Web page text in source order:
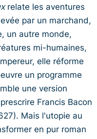
relate les aventures
par un marchand,
un autre monde,
mi-humaines,
elle réforme
un programme
une version
Francis Bacon
Mais l'utopie au
en pur roman